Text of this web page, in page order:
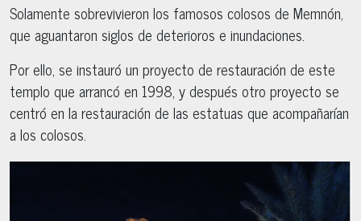
Solamente sobrevivieron los famosos colosos de Memnón,
que aguantaron siglos de deterioros e inundaciones.
Por ello, se instauró un proyecto de restauración de este
templo que arrancó en 1998, y después otro proyecto se
centró en la restauración de las estatuas que acompañarían
a los colosos.